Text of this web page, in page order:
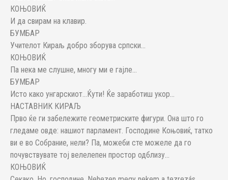
КОЊОВИЌ
И да свирам на клавир.
БУМБАР
Учителот Кираљ добро зборува српски…
КОЊОВИЌ
Па нека ме слушне, многу ми е гајле…
БУМБАР
Исто како унгарскиот…Ќути! Ќе заработиш укор…
НАСТАВНИК КИРАЉ
Прво ќе ги забележите геометриските фигури. Она што го
гледаме овде: нашиот парламент. Господине Коњовиќ, татко
ви е во Собрание, нели? Па, можеби сте можеле да го
почувствувате тој велелепен простор одблизу…
КОЊОВИЌ